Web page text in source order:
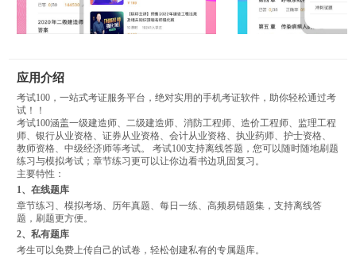
应用介绍
考试100，一站式考证服务平台，绝对实用的手机考证软件，助你轻松通过考
试！！
考试100涵盖一级建造师、二级建造师、消防工程师、造价工程师、监理工程
师、银行从业资格、证券从业资格、会计从业资格、执业药师、护士资格、
教师资格、中级经济师等考试。 考试100支持离线答题，您可以随时随地刷题
练习与模拟考试；章节练习更可以让你边看书边巩固复习。
主要特性：
1、在线题库
章节练习、模拟考场、历年真题、每日一练、高频易错题集，支持离线答
题，刷题更方便。
2、私有题库
考生可以免费上传自己的试卷，轻松创建私有的专属题库。